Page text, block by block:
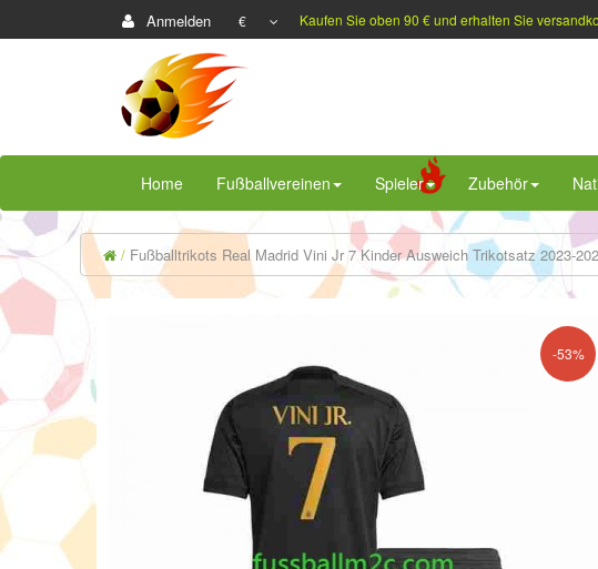
Anmelden € Kaufen Sie oben 90 € und erhalten Sie
Home Fußballvereinen Spieler Zubehör
Fußballtrikots Real Madrid Vini Jr 7 Kinder Ausweich Trikotsatz 2023-
-53%